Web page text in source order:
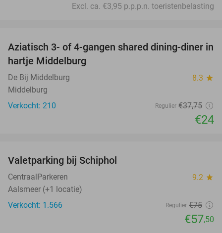
Excl. ca. €3,95 p.p.p.n. toeristenbelasting
36%
Aziatisch 3- of 4-gangen shared dining-diner in
hartje Middelburg
De Bij Middelburg 8.3 star
Middelburg
Verkocht: 210
Regulier €37,75
€24
Valetparking bij Schiphol
CentraalParkeren 9.2 star
Aalsmeer (+1 locatie)
Verkocht: 1.566
Regulier €75
€57,50